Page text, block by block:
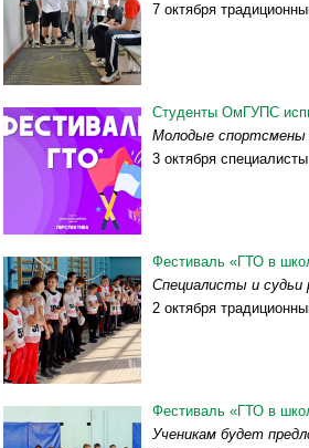
7 октября
Студенты ОмГУПС
Молодые спортсмены
3 октября
Фестиваль «ГТО в
Специалисты и судьи
2 октября
Фестиваль «ГТО в
Ученикам будет